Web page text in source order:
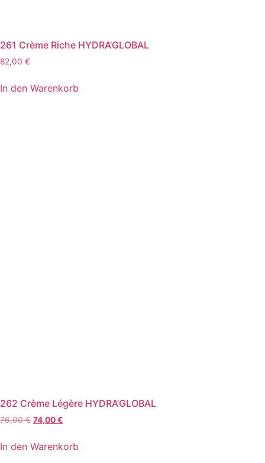
261 Crème Riche HYDRA’GLOBAL
82,00 €
In den Warenkorb
262 Crème Légère HYDRA’GLOBAL
76,00€ Ursprünglicher
war:
74,00€Aktueller
ist:
In den Warenkorb